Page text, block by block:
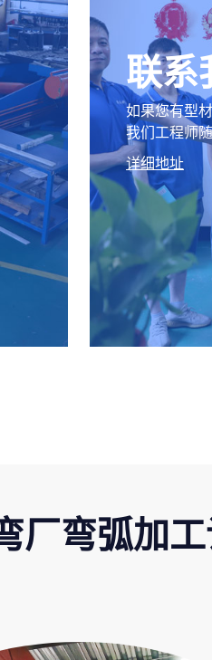
联系
如果您有型
我们工程师
详细地址
厂弯弧加